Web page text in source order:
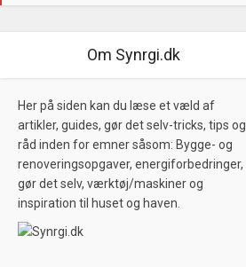
Om Synrgi.dk
Her på siden kan du læse et væld af
artikler, guides, gør det selv-tricks, tips og
råd inden for emner såsom: Bygge- og
renoveringsopgaver, energiforbedringer,
gør det selv, værktøj/maskiner og
inspiration til huset og haven.